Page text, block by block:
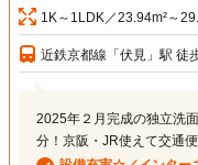
1K～1LDK／23.94m²～
近鉄京都線「伏見」駅 徒
2025年２月完成の独立洗
分！京阪・JR使えて交通